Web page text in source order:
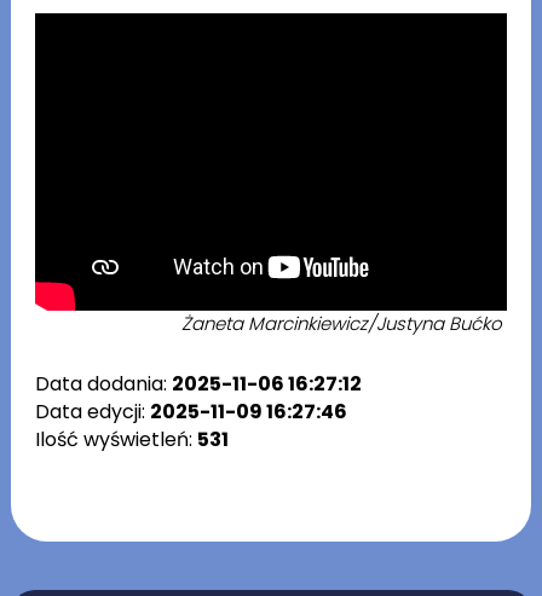
Żaneta Marcinkiewicz/Justyna Bućko
Data dodania: 2025-11-06 16:27:12
Data edycji: 2025-11-09 16:27:46
Ilość wyświetleń: 531